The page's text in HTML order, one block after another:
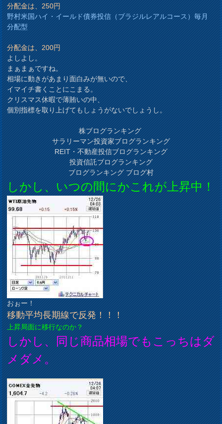
分配金は、250円
野村米国ハイ・イールド債券投信（ブラジルレアルコース）毎月
分配型
分配金は、200円
よしよし。
まぁまぁですね。
相場に動きがあまり面白みが無いので、
イマイチ書くことにこまる。
クリスマス休暇で薄賄いの中、
個別指標を取り上げてもしょうがないでしょうし。
株ブログランキング
サラリーマン投資家ブログランキング
REIT・不動産投信ブログランキング
投資信託ブログランキング
ブログランキング ブログ村
しかし、いつの間にかこれが上昇中！
おぉー！
移動平均長期線で反発！！！
上昇局面に移行なのか？
しかし、同じ商品相場でもこっちはダ
メダメ。